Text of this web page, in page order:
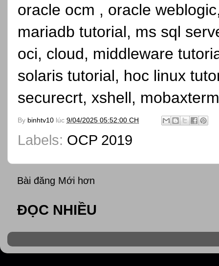
oracle ocm , oracle
mariadb tutorial, ms sql
oci, cloud, middleware
solaris tutorial, hoc linux
securecrt, xshell,
By binhtv10 lúc 9/04/2025 05:52:00 CH
Labels: OCP 2019
Bài đăng Mới hơn
ĐỌC NHIỀU